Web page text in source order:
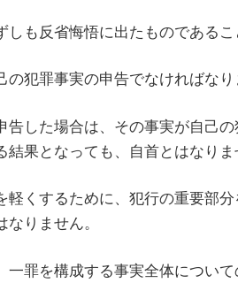
も反省悔悟に出たものであるこ
犯罪事実の申告でなければなり
告した場合は、その事実が自己
果となっても、自首とはなりま
軽くするために、犯行の重要部
りません。
一罪を構成する事実全体につい